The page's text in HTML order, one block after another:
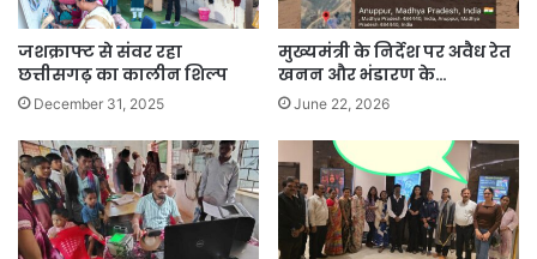
जशक्राफ्ट से संवर रहा
छत्तीसगढ़ का कालीन शिल्प
December 31, 2025
मुख्यमंत्री के निर्देश पर अवैध रेत
खनन और भंडारण के…
June 22, 2026